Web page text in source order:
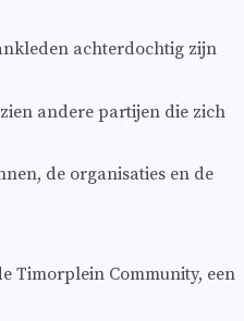
achterdochtig zijn
andere partijen die zich
de organisaties en de
Timorplein Community, een